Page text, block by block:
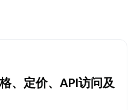
、定价、API访问及